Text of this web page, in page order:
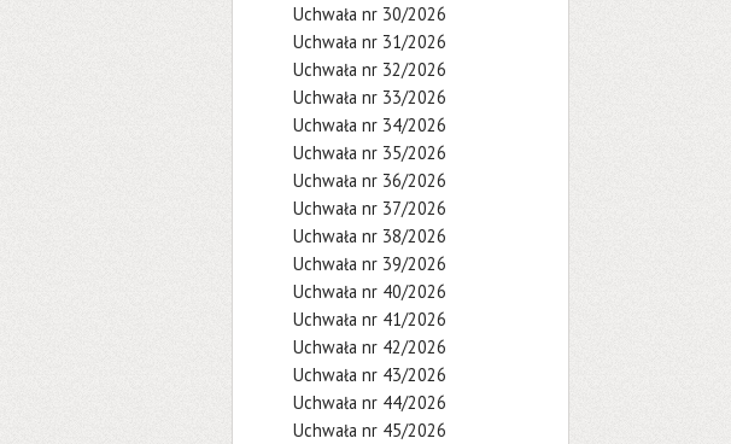
Uchwała nr 30/2026
Uchwała nr 31/2026
Uchwała nr 32/2026
Uchwała nr 33/2026
Uchwała nr 34/2026
Uchwała nr 35/2026
Uchwała nr 36/2026
Uchwała nr 37/2026
Uchwała nr 38/2026
Uchwała nr 39/2026
Uchwała nr 40/2026
Uchwała nr 41/2026
Uchwała nr 42/2026
Uchwała nr 43/2026
Uchwała nr 44/2026
Uchwała nr 45/2026